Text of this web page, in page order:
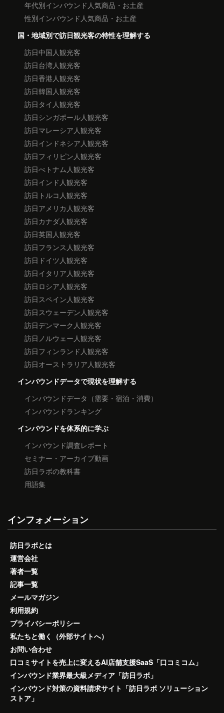
年代別インバウンド人気商品・お土産
性別インバウンド人気商品・お土産
国・地域別で訪日観光客の特性を理解する
訪日中国人観光客
訪日台湾人観光客
訪日香港人観光客
訪日韓国人観光客
訪日タイ人観光客
訪日シンガポール人観光客
訪日マレーシア人観光客
訪日インドネシア人観光客
訪日フィリピン人観光客
訪日べトナム人観光客
訪日インド人観光客
訪日トルコ人観光客
訪日アメリカ人観光客
訪日カナダ人観光客
訪日英国人観光客
訪日フランス人観光客
訪日ドイツ人観光客
訪日イタリア人観光客
訪日ロシア人観光客
訪日スペイン人観光客
訪日スウェーデン人観光客
訪日デンマーク人観光客
訪日ノルウェー人観光客
訪日フィンランド人観光客
訪日オーストラリア人観光客
インバウンドデータで現状を理解する
インバウンドデータ（需要・宿泊・消費）
インバウンドランキング
インバウンドを体系的に学ぶ
インバウンド調査レポート
セミナー・アーカイブ動画
訪日ラボの教科書
用語集
インフォメーション
訪日ラボとは
運営会社
著者一覧
記事一覧
メールマガジン
利用規約
プライバシーポリシー
私たちと働く（外部サイトへ）
お問い合わせ
口コミサイトを売上に変えるAI店舗支援SaaS「口コミコム」
インバウンド業界最大級メディア「訪日ラボ」
インバウンド対策の資料請求サイト「訪日ラボ ソリューション
ストア」